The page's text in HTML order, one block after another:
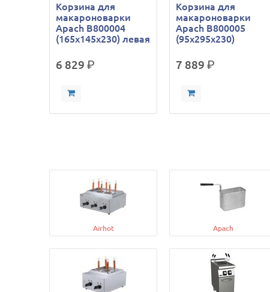
Корзина для
макароноварки
Apach B800004
(165х145х230) левая
6 829р.
Корзина для
макароноварки
Apach B800005
(95х295х230)
7 889р.
Airhot Apach